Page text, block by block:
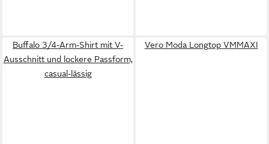
Buffalo 3/4-Arm-Shirt mit V-
Ausschnitt und lockere Passform,
casual-lässig
Vero Moda Longtop VMMAXI